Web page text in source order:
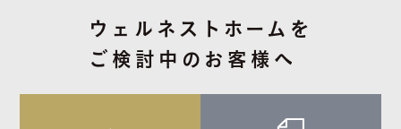
ウェルネストホームを
ご検討中のお客様へ